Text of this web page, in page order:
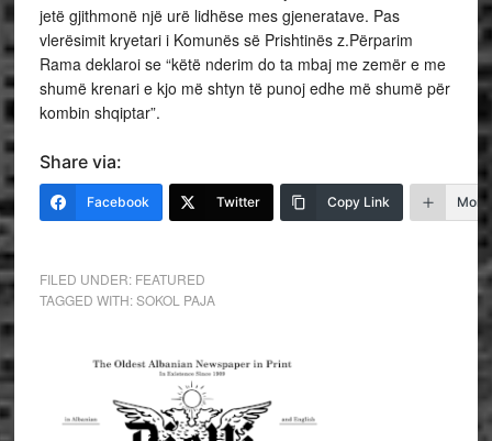
jetë gjithmonë një urë lidhëse mes gjeneratave. Pas
vlerësimit kryetari i Komunës së Prishtinës z.Përparim
Rama deklaroi se “këtë nderim do ta mbaj me zemër e me
shumë krenari e kjo më shtyn të punoj edhe më shumë për
kombin shqiptar”.
Share via:
Facebook Twitter Copy Link More
FILED UNDER: FEATURED
TAGGED WITH:SOKOL PAJA